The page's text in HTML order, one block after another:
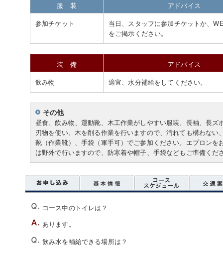
服 装
アドバイス
参加チケット
当日、スタッフに参加チケットか、
をご掲示ください。
装 備
アドバイス
飲み物
適宜、水分補給をしてください。
その他
昼食、飲み物、運動靴、木工作業がしやすい服装、長袖、長ズ
刃物を使い、木を削る作業を行いますので、汚れても構わな
靴（作業靴）、手袋（軍手可）でご参加ください。エプロン
は野外で行いますので、防寒着や帽子、手袋などもご準備くだ
コース中のトイレは？
あります。
飲み水を補給できる場所は？